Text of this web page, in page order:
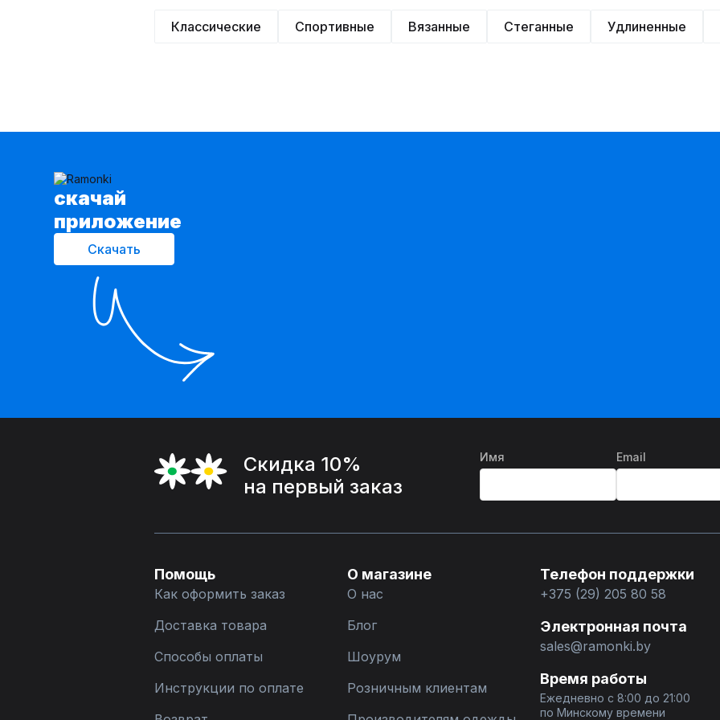
Классические Спортивные Вязанные Стеганные Удлиненные
cкачай
приложение
Скачать
Скидка 10%
на первый заказ
Имя Email
Помощь
Как оформить заказ
Доставка товара
Способы оплаты
Инструкции по оплате
О магазине
О нас
Блог
Шоурум
Розничным клиентам
Телефон поддержки
+375 (29) 205 80 58
Электронная почта
sales@ramonki.by
Время работы
Ежедневно с 8:00 до 21:00
по Минскому времени